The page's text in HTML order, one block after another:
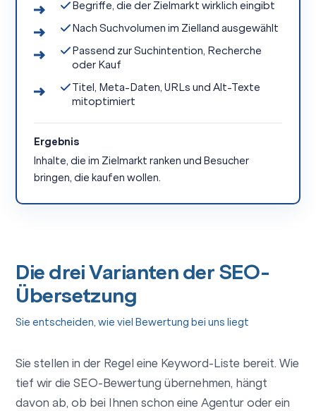
Begriffe, die der Zielmarkt wirklich eingibt
Nach Suchvolumen im Zielland ausgewählt
Passend zur Suchintention, Recherche
oder Kauf
Titel, Meta-Daten, URLs und Alt-Texte
mitoptimiert
Ergebnis
Inhalte, die im Zielmarkt ranken und Besucher
bringen, die kaufen wollen.
Die drei Varianten der SEO-
Übersetzung
Sie entscheiden, wie viel Bewertung bei uns liegt
Sie stellen in der Regel eine Keyword-Liste bereit. Wie
tief wir die SEO-Bewertung übernehmen, hängt
davon ab, ob bei Ihnen schon eine Agentur oder ein